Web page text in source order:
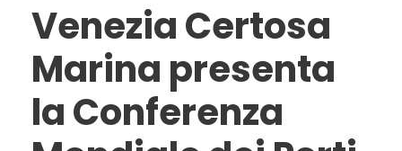
Venezia Certosa
Marina presenta
la Conferenza